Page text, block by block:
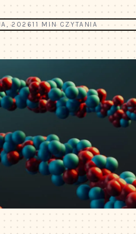
202611 MIN CZYTANIA